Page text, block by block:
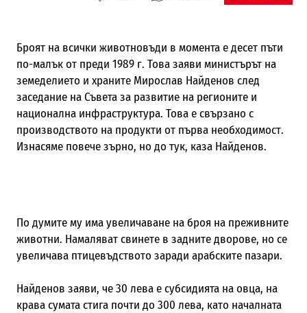
Броят на всички животновъди в момента е десет пъти
по-малък от преди 1989 г. Това заяви министърът на
земеделието и храните Мирослав Найденов след
заседание на Съвета за развитие на регионите и
национална инфраструктура. Това е свързано с
производството на продукти от първа необходимост.
Изнасяме повече зърно, но до тук, каза Найденов.
По думите му има увеличаване на броя на преживните
животни. Намаляват свинете в задните дворове, но се
увеличава птицевъдството заради арабските пазари.
Найденов заяви, че 30 лева е субсидията на овца, на
крава сумата стига почти до 300 лева, като началната